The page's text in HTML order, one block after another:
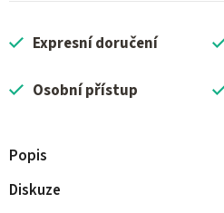
Expresní doručení
Osobní přístup
Popis
Diskuze